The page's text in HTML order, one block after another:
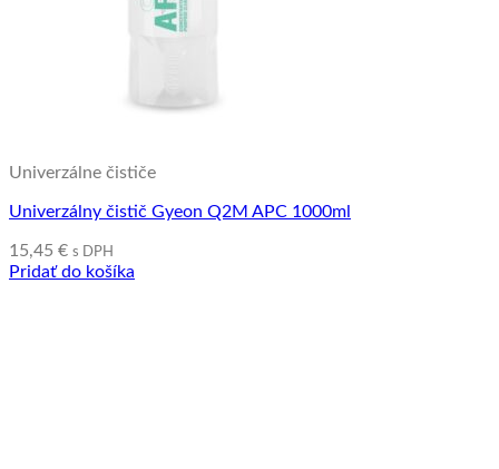
Univerzálne čističe
Univerzálny čistič Gyeon Q2M APC 1000ml
15,45 € s DPH
Pridať do košíka